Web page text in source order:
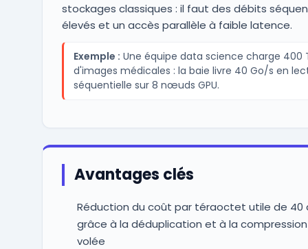
stockages classiques : il faut des débits
élevés et un accès parallèle à faible latence.
Exemple : Une équipe data science charge 400
d'images médicales : la baie livre 40 Go/s en
séquentielle sur 8 nœuds GPU.
Avantages clés
Réduction du coût par téraoctet utile de 40
grâce à la déduplication et à la
volée